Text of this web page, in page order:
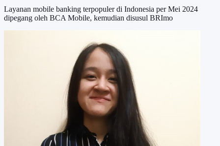
Layanan mobile banking terpopuler di Indonesia per Mei 2024
dipegang oleh BCA Mobile, kemudian disusul BRImo